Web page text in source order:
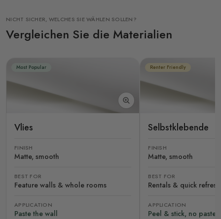
NICHT SICHER, WELCHES SIE WÄHLEN SOLLEN?
Vergleichen Sie die Materialien
Most Popular
Vlies
FINISH
Matte, smooth
BEST FOR
Feature walls & whole rooms
APPLICATION
Paste the wall
Renter Friendly
Selbstklebende
FINISH
Matte, smooth
BEST FOR
Rentals & quick
APPLICATION
Peel & stick, no paste